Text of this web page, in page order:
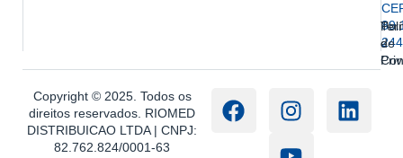
244
e
de
Copyright © 2025. Todos os
direitos reservados. RIOMED
DISTRIBUICAO LTDA | CNPJ:
82.762.824/0001-63